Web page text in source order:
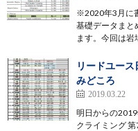
※2020年3月に
基礎データまと
ます。今回は
リードユー
みどころ
2019.03.22
明日からの
クライミング